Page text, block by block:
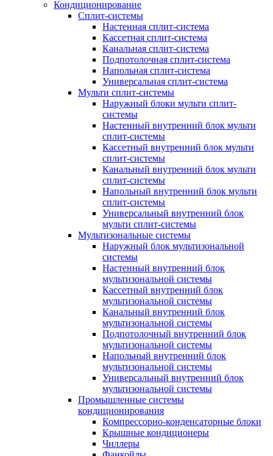
Кондиционирование
Сплит-системы
Настенная сплит-система
Кассетная сплит-система
Канальная сплит-система
Подпотолочная сплит-система
Напольная сплит-система
Универсальная сплит-система
Мульти сплит-системы
Наружный блоки мульти сплит-
системы
Настенный внутренний блок мульти
сплит-системы
Кассетный внутренний блок мульти
сплит-системы
Канальный внутренний блок мульти
сплит-системы
Напольный внутренний блок мульти
сплит-системы
Универсальный внутренний блок
мульти сплит-системы
Мультизональные системы
Наружный блок мультизональной
системы
Настенный внутренний блок
мультизональной системы
Кассетный внутренний блок
мультизональной системы
Канальный внутренний блок
мультизональной системы
Подпотолочный внутренний блок
мультизональной системы
Напольный внутренний блок
мультизональной системы
Универсальный внутренний блок
мультизональной системы
Промышленные системы
кондиционирования
Компрессорно-конденсаторные блоки
Крышные кондиционеры
Чиллеры